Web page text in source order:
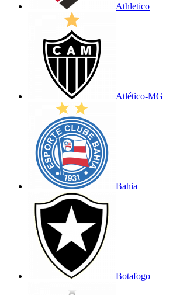
Athletico
Atlético-MG
Bahia
Botafogo